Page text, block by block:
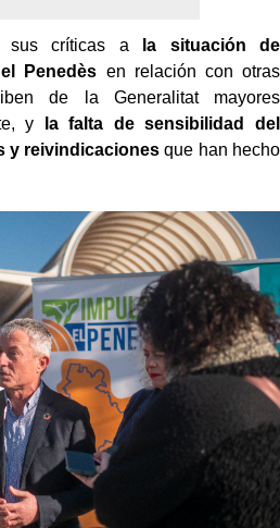
sus críticas a
la situación de
Penedès en relación con otras
de la Generalitat mayores
y
la falta de sensibilidad del
y reivindicaciones que han hecho